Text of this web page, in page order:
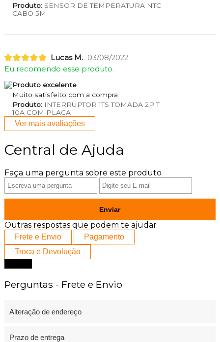
Produto:SENSOR DE TEMPERATURA NTC
CABO 5M
Lucas M. 03/08/2022
Eu recomendo esse produto.
Produto excelente
Muito satisfeito com a compra
Produto:INTERRUPTOR 1TS TOMADA 2P T
10A COM PLACA
Ver mais avaliações
Central de Ajuda
Faça uma pergunta sobre este produto
Enviar
Outras respostas que podem te ajudar
Frete e Envio
Pagamento
Troca e Devolução
Perguntas - Frete e Envio
Alteração de endereço
Prazo de entrega